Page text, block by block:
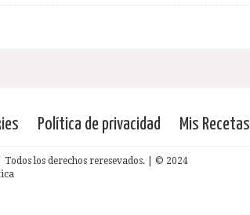
Política de privacidad Mis Recetas
Todos los derechos reresevados. | © 2024